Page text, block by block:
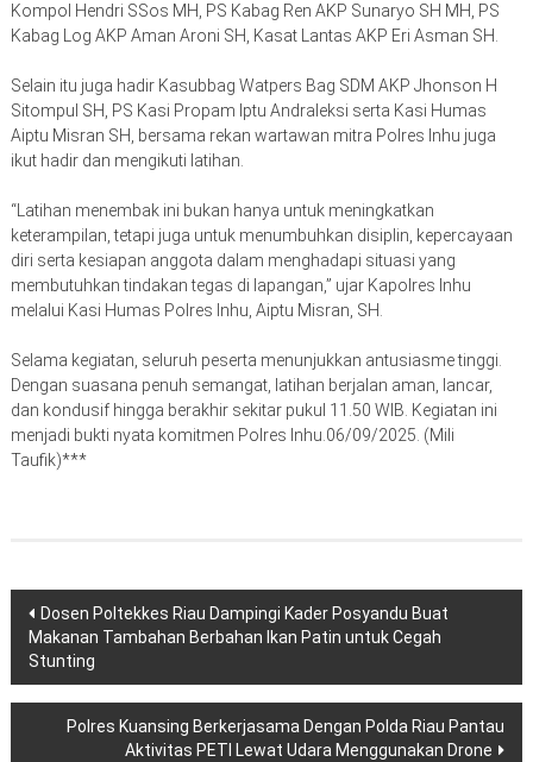
Kompol Hendri SSos MH, PS Kabag Ren AKP Sunaryo SH MH, PS
Kabag Log AKP Aman Aroni SH, Kasat Lantas AKP Eri Asman SH.
Selain itu juga hadir Kasubbag Watpers Bag SDM AKP Jhonson H
Sitompul SH, PS Kasi Propam Iptu Andraleksi serta Kasi Humas
Aiptu Misran SH, bersama rekan wartawan mitra Polres Inhu juga
ikut hadir dan mengikuti latihan.
“Latihan menembak ini bukan hanya untuk meningkatkan
keterampilan, tetapi juga untuk menumbuhkan disiplin, kepercayaan
diri serta kesiapan anggota dalam menghadapi situasi yang
membutuhkan tindakan tegas di lapangan,” ujar Kapolres Inhu
melalui Kasi Humas Polres Inhu, Aiptu Misran, SH.
Selama kegiatan, seluruh peserta menunjukkan antusiasme tinggi.
Dengan suasana penuh semangat, latihan berjalan aman, lancar,
dan kondusif hingga berakhir sekitar pukul 11.50 WIB. Kegiatan ini
menjadi bukti nyata komitmen Polres Inhu.06/09/2025. (Mili
Taufik)***
Navigasi
pos
Dosen Poltekkes Riau Dampingi Kader Posyandu Buat
Makanan Tambahan Berbahan Ikan Patin untuk Cegah
Stunting
Polres Kuansing Berkerjasama Dengan Polda Riau Pantau
Aktivitas PETI Lewat Udara Menggunakan Drone